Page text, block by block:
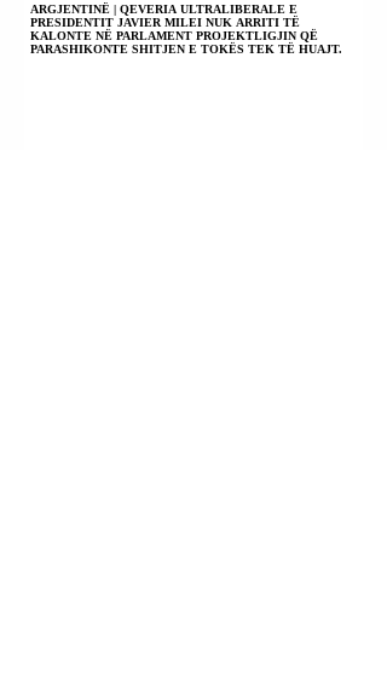
ARGJENTINË | QEVERIA ULTRALIBERALE E
PRESIDENTIT JAVIER MILEI NUK ARRITI TË
KALONTE NË PARLAMENT PROJEKTLIGJIN QË
PARASHIKONTE SHITJEN E TOKËS TEK TË HUAJT.